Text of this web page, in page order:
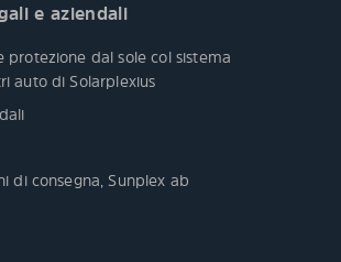
e aziendali
protezione dal sole col sistema
auto di Solarplexius
di consegna, Sunplex ab